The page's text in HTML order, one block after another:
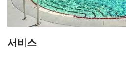
서비스